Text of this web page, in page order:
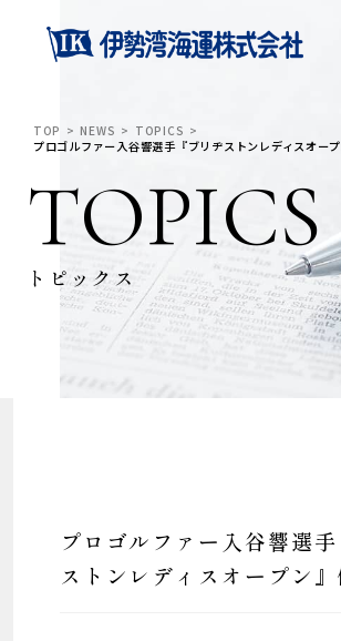
TOP NEWS
TOPICS
プロゴルファー入谷響選手『ブリヂストンレディスオー
TOPICS
トピックス
プロゴルファー入谷響選
ストンレディスオープン』